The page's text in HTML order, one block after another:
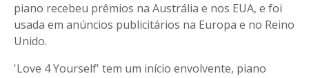
piano recebeu prêmios na Austrália e nos EUA, e foi
usada em anúncios publicitários na Europa e no Reino
Unido.
'Love 4 Yourself' tem um início envolvente, piano